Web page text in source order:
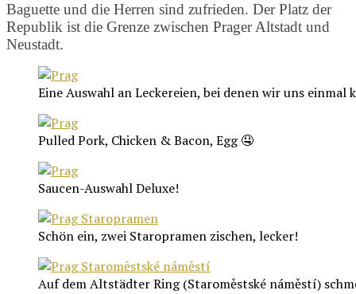
Baguette und die Herren sind zufrieden. Der Platz der
Republik ist die Grenze zwischen Prager Altstadt und
Neustadt.
Eine Auswahl an Leckereien, bei denen wir uns
Pulled Pork, Chicken & Bacon, Egg 🤤
Saucen-Auswahl Deluxe!
Schön ein, zwei Staropramen zischen, lecker!
Auf dem Altstädter Ring (Staroměstské náměstí)